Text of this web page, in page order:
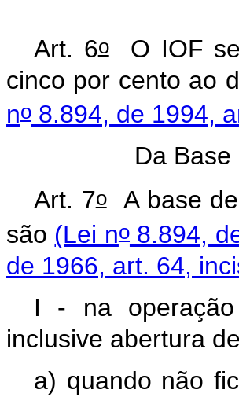
Art. 6oO IOF
cinco por cento ao
no 8.894, de 1994,
Da
Art. 7oA base de
são (Lei no8.894,
de 1966, art. 64,
I - na operação
inclusive abertura
a) quando não